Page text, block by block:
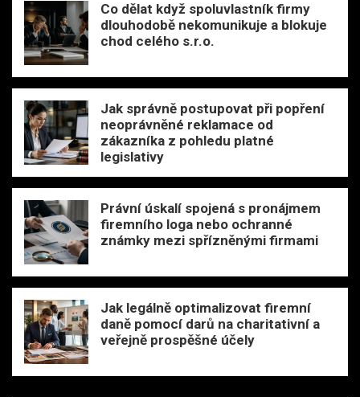
Co dělat když spoluvlastník firmy
dlouhodobě nekomunikuje a blokuje
chod celého s.r.o.
Jak správně postupovat při popření
neoprávněné reklamace od
zákazníka z pohledu platné
legislativy
Právní úskalí spojená s pronájmem
firemního loga nebo ochranné
známky mezi spřízněnými firmami
Jak legálně optimalizovat firemní
daně pomocí darů na charitativní a
veřejně prospěšné účely